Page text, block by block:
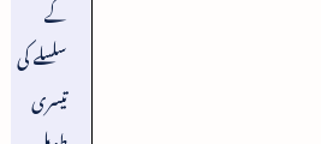
کے
سلسلے کی
تیسری